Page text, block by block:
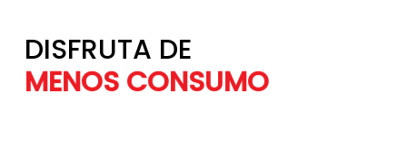
DISFRUTA DE